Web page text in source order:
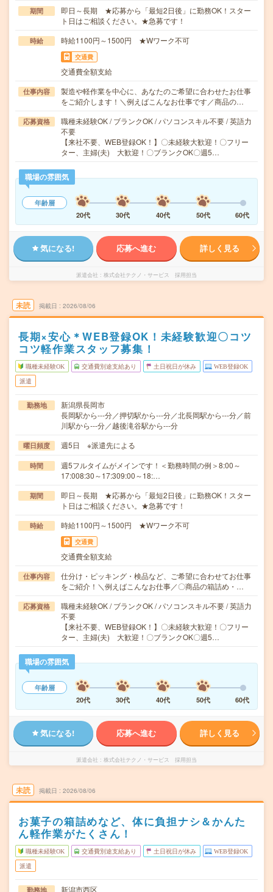
期間
即日～長期 ★応募から「最短2日後」に勤務OK！スター
ト日はご相談ください。★急募です！
時給 時給1100円～1500円 ★Wワーク不可
交通費
交通費全額支給
仕事内容
製造や軽作業を中心に、あなたのご希望に合わせたお仕事
をご紹介します！＼例えばこんなお仕事です／商品の…
応募資格
職種未経験OK / ブランクOK / パソコンスキル不要 / 英語力
不要
【来社不要、WEB登録OK！】〇未経験大歓迎！〇フリー
ター、主婦(夫) 大歓迎！〇ブランクOK〇週5…
職場の雰囲気
年齢層
20代
30代 40代 50代 60代
気になる! 応募へ進む 詳しく見る
派遣会社 株式会社テクノ・サービス 採用担当
未読 掲載日 2026/08/06
長期×安心＊WEB登録OK！未経験歓迎〇コツ
コツ軽作業スタッフ募集！
職種未経験OK 交通費別途支給あり 土日祝日が休み WEB登録OK
派遣
勤務地
新潟県長岡市
長岡駅から---分／押切駅から---分／北長岡駅から---分／前
川駅から---分／越後滝谷駅から---分
曜日頻度 週5日 ※派遣先による
時間
週5フルタイムがメインです！＜勤務時間の例＞8:00～
17:008:30～17:309:00～18:…
期間
即日～長期 ★応募から「最短2日後」に勤務OK！スター
ト日はご相談ください。★急募です！
時給 時給1100円～1500円 ★Wワーク不可
交通費
交通費全額支給
仕事内容
仕分け・ピッキング・検品など、ご希望に合わせてお仕事
をご紹介！＼例えばこんなお仕事／〇商品の箱詰め・…
応募資格
職種未経験OK / ブランクOK / パソコンスキル不要 / 英語力
不要
【来社不要、WEB登録OK！】〇未経験大歓迎！〇フリー
ター、主婦(夫) 大歓迎！〇ブランクOK〇週5…
職場の雰囲気
年齢層
20代
30代 40代 50代 60代
気になる! 応募へ進む 詳しく見る
派遣会社 株式会社テクノ・サービス 採用担当
未読 掲載日 2026/08/06
お菓子の箱詰めなど、体に負担ナシ＆かんた
ん軽作業がたくさん！
職種未経験OK 交通費別途支給あり 土日祝日が休み WEB登録OK
派遣
勤務地 新潟市西区